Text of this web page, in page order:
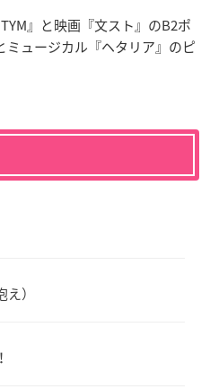
』と映画『文スト』のB2ポ
ュージカル『ヘタリア』のピ
）